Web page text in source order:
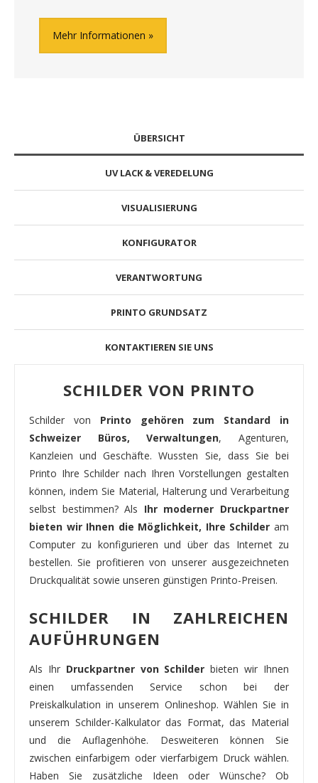
Mehr Informationen
ÜBERSICHT
UV LACK & VEREDELUNG
VISUALISIERUNG
KONFIGURATOR
VERANTWORTUNG
PRINTO GRUNDSATZ
KONTAKTIEREN SIE UNS
SCHILDER VON PRINTO
Schilder von Printo gehören zum Standard in
Schweizer Büros, Verwaltungen, Agenturen,
Kanzleien und Geschäfte. Wussten Sie, dass Sie bei
Printo Ihre Schilder nach Ihren Vorstellungen gestalten
können, indem Sie Material, Halterung und Verarbeitung
selbst bestimmen? Als Ihr moderner Druckpartner
bieten wir Ihnen die Möglichkeit, Ihre Schilder am
Computer zu konfigurieren und über das Internet zu
bestellen. Sie profitieren von unserer ausgezeichneten
Druckqualität sowie unseren günstigen Printo-Preisen.
SCHILDER IN ZAHLREICHEN
AUFÜHRUNGEN
Als Ihr Druckpartner von Schilderbieten wir Ihnen
einen umfassenden Service schon bei der
Preiskalkulation in unserem Onlineshop. Wählen Sie in
unserem Schilder-Kalkulator das Format, das Material
und die Auflagenhöhe. Desweiteren können Sie
zwischen einfarbigem oder vierfarbigem Druck wählen.
Haben Sie zusätzliche Ideen oder Wünsche? Ob